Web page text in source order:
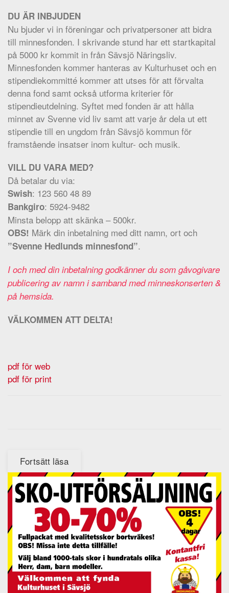
DU ÄR INBJUDEN
Nu bjuder vi in föreningar och privatpersoner att bidra
till minnesfonden. I skrivande stund har ett startkapital
på 5000 kr kommit in från Sävsjö Näringsliv.
Minnesfonden kommer hanteras av Kulturhuset och en
stipendiekommitté kommer att utses för att förvalta
denna fond samt också utforma kriterier för
stipendieutdelning. Syftet med fonden är att hålla
minnet av Svenne vid liv samt att varje år dela ut ett
stipendie till en ungdom från Sävsjö kommun för
framstående insatser inom kultur- och musik.
VILL DU VARA MED?
Då betalar du via:
Swish: 123 560 48 89
Bankgiro: 5924-9482
Minsta belopp att skänka – 500kr.
OBS! Märk din inbetalning med ditt namn, ort och
”Svenne Hedlunds minnesfond”.
I och med din inbetalning godkänner du som gåvogivare
publicering av namn i samband med minneskonserten &
på hemsida.
VÄLKOMMEN ATT DELTA!
pdf för web
pdf för print
Fortsätt läsa